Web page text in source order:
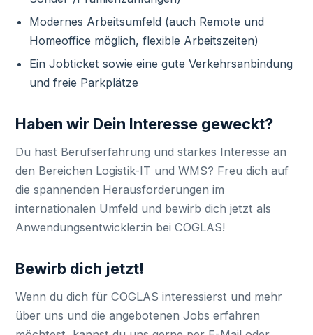
Modernes Arbeitsumfeld (auch Remote und
Homeoffice möglich, flexible Arbeitszeiten)
Ein Jobticket sowie eine gute Verkehrsanbindung
und freie Parkplätze
Haben wir Dein Interesse geweckt?
Du hast Berufserfahrung und starkes Interesse an
den Bereichen Logistik-IT und WMS? Freu dich auf
die spannenden Herausforderungen im
internationalen Umfeld und bewirb dich jetzt als
Anwendungsentwickler:in bei COGLAS!
Bewirb dich jetzt!
Wenn du dich für COGLAS interessierst und mehr
über uns und die angebotenen Jobs erfahren